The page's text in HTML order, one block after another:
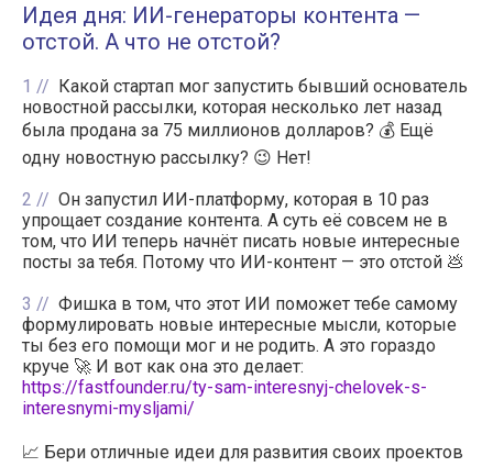
Идея дня: ИИ-генераторы контента —
отстой. А что не отстой?
1
Какой стартап мог запустить бывший основатель
новостной рассылки, которая несколько лет назад
была продана за 75 миллионов долларов? 💰 Ещё
одну новостную рассылку? 😉 Нет!
2
Он запустил ИИ-платформу, которая в 10 раз
упрощает создание контента. А суть её совсем не в
том, что ИИ теперь начнёт писать новые интересные
посты за тебя. Потому что ИИ-контент — это отстой 💩
3
Фишка в том, что этот ИИ поможет тебе самому
формулировать новые интересные мысли, которые
ты без его помощи мог и не родить. А это гораздо
круче 🚀 И вот как она это делает:
https://fastfounder.ru/ty-sam-interesnyj-chelovek-s-
interesnymi-mysljami/
📈 Бери отличные идеи для развития своих проектов